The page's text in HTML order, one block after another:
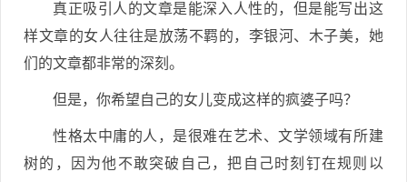
真正吸引人的文章是能深入人性的，但是能写出这
样文章的女人往往是放荡不羁的，李银河、木子美，她
们的文章都非常的深刻。
但是，你希望自己的女儿变成这样的疯婆子吗？
性格太中庸的人，是很难在艺术、文学领域有所建
树的，因为他不敢突破自己，把自己时刻钉在规则以